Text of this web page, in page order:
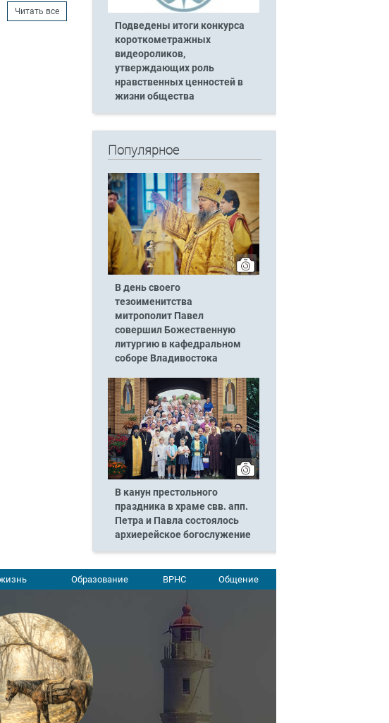
Читать все
Подведены итоги конкурса
короткометражных
видеороликов,
утверждающих роль
нравственных ценностей в
жизни общества
Популярное
В день своего
тезоименитства
митрополит Павел
совершил Божественную
литургию в кафедральном
соборе Владивостока
В канун престольного
праздника в храме свв. апп.
Петра и Павла состоялось
архиерейское богослужение
Образование ВРНС Общение